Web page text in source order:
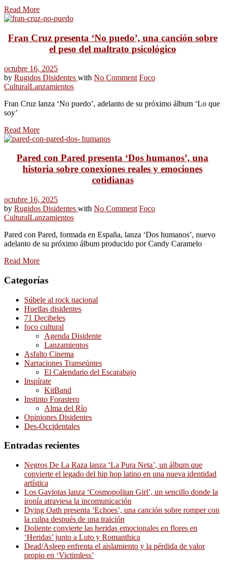
Read More
Fran Cruz presenta ‘No puedo’, una canción sobre
el peso del maltrato psicológico
octubre 16, 2025
by Rugidos Disidentes with No Comment Foco
CulturalLanzamientos
Fran Cruz lanza ‘No puedo’, adelanto de su próximo álbum ‘Lo que
soy’
Read More
Pared con Pared presenta ‘Dos humanos’, una
historia sobre conexiones reales y emociones
cotidianas
octubre 16, 2025
by Rugidos Disidentes with No Comment Foco
CulturalLanzamientos
Pared con Pared, formada en España, lanza ‘Dos humanos’, nuevo
adelanto de su próximo álbum producido por Candy Caramelo
Read More
Categorías
Súbele al rock nacional
Huellas disidentes
71 Decibeles
foco cultural
Agenda Disidente
Lanzamientos
Asfalto Cinema
Narraciones Transeúntes
El Calendario del Escarabajo
Inspírate
KitBand
Instinto Forastero
Alma del Río
Opiniones Disidentes
Des-Occidentales
Entradas recientes
Negros De La Raza lanza ‘La Pura Neta’, un álbum que
convierte el legado del hip hop latino en una nueva identidad
artística
Los Gaviotas lanza ‘Cosmopolitan Girl’, un sencillo donde la
ironía atraviesa la incomunicación
Dying Oath presenta ‘Echoes’, una canción sobre romper con
la culpa después de una traición
Doliente convierte las heridas emocionales en flores en
‘Heridas’ junto a Luto y Romanthica
Dead/Asleep enfrenta el aislamiento y la pérdida de valor
propio en ‘Victimless’